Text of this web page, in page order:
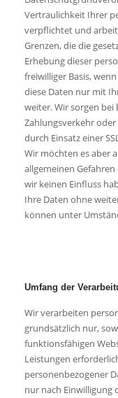
Vertraulichkeit Ihrer
verpflichtet und
Grenzen, die die
Erhebung dieser
freiwilliger Basis,
diese Daten nur mit
weiter. Wir sorgen
Zahlungsverkehr
durch Einsatz einer
Wir möchten es aber
allgemeinen
wir keinen Einfluss
Ihre Daten ohne
können unter
Umfang der
Wir verarbeiten
grundsätzlich nur,
funktionsfähigen
Leistungen
personenbezogener
nur nach Einwilligung